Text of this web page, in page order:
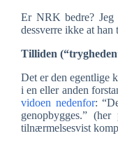
Er NRK bedre?
dessverre ikke at han
Tilliden
Det er den egentlige
i en eller anden
vidoen nedenfor:
genopbygges.”
tilnærmelsesvist